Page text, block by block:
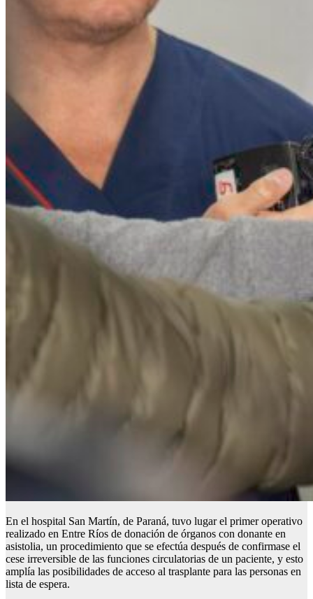
En el hospital San Martín, de Paraná, tuvo lugar el primer operativo
realizado en Entre Ríos de donación de órganos con donante en
asistolia, un procedimiento que se efectúa después de confirmase el
cese irreversible de las funciones circulatorias de un paciente, y esto
amplía las posibilidades de acceso al trasplante para las personas en
lista de espera.